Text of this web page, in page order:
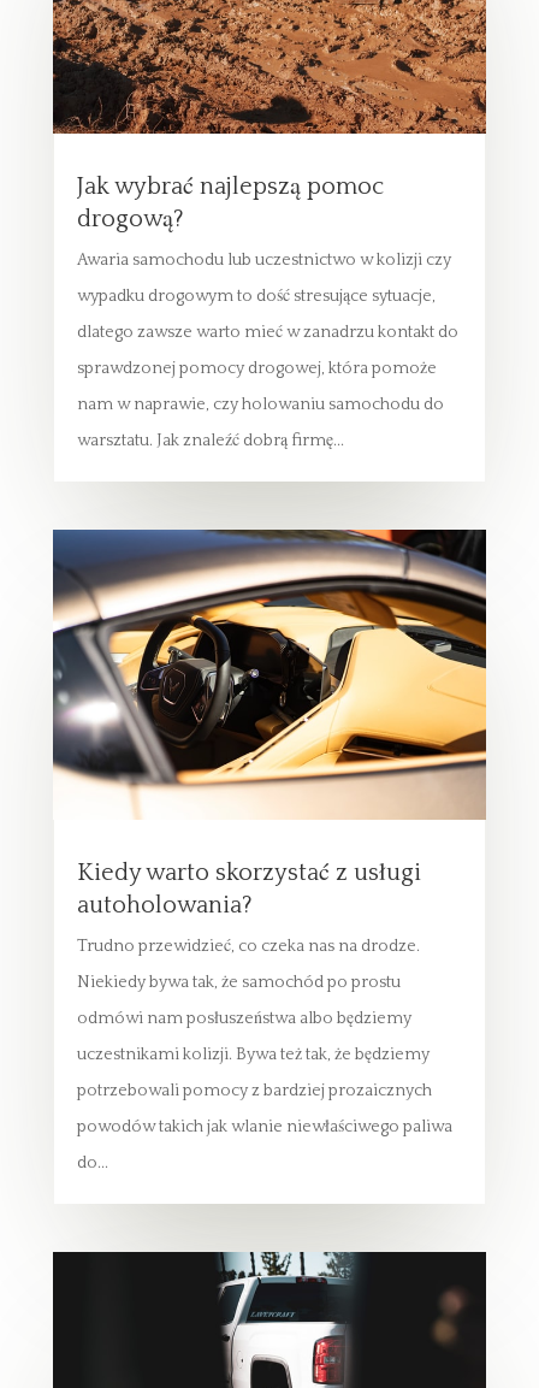
Jak wybrać najlepszą pomoc
drogową?
Awaria samochodu lub uczestnictwo w kolizji czy
wypadku drogowym to dość stresujące sytuacje,
dlatego zawsze warto mieć w zanadrzu kontakt do
sprawdzonej pomocy drogowej, która pomoże
nam w naprawie, czy holowaniu samochodu do
warsztatu. Jak znaleźć dobrą firmę...
Kiedy warto skorzystać z usługi
autoholowania?
Trudno przewidzieć, co czeka nas na drodze.
Niekiedy bywa tak, że samochód po prostu
odmówi nam posłuszeństwa albo będziemy
uczestnikami kolizji. Bywa też tak, że będziemy
potrzebowali pomocy z bardziej prozaicznych
powodów takich jak wlanie niewłaściwego paliwa
do...